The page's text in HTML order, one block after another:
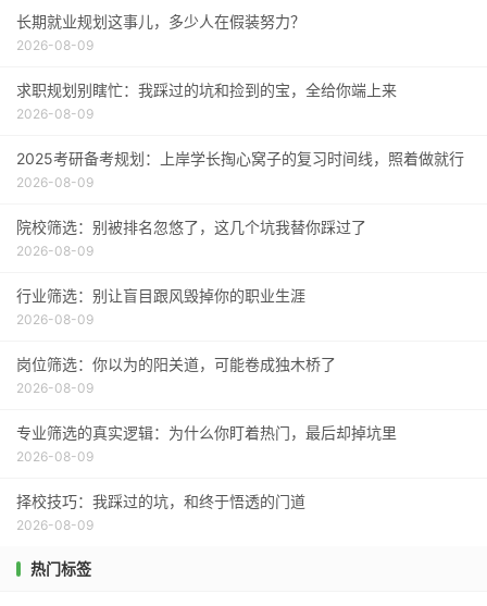
长期就业规划这事儿，多少人在假装努力？
2026-08-09
求职规划别瞎忙：我踩过的坑和捡到的宝，全给你端上来
2026-08-09
2025考研备考规划：上岸学长掏心窝子的复习时间线，照着做就行
2026-08-09
院校筛选：别被排名忽悠了，这几个坑我替你踩过了
2026-08-09
行业筛选：别让盲目跟风毁掉你的职业生涯
2026-08-09
岗位筛选：你以为的阳关道，可能卷成独木桥了
2026-08-09
专业筛选的真实逻辑：为什么你盯着热门，最后却掉坑里
2026-08-09
择校技巧：我踩过的坑，和终于悟透的门道
2026-08-09
热门标签